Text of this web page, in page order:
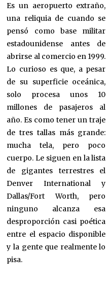
Es un aeropuerto extraño,
una reliquia de cuando se
pensó como base militar
estadounidense antes de
abrirse al comercio en 1999.
Lo curioso es que, a pesar
de su superficie oceánica,
solo procesa unos 10
millones de pasajeros al
año. Es como tener un traje
de tres tallas más grande:
mucha tela, pero poco
cuerpo. Le siguen en la lista
de gigantes terrestres el
Denver International y
Dallas/Fort Worth, pero
ninguno alcanza esa
desproporción casi poética
entre el espacio disponible
y la gente que realmente lo
pisa.